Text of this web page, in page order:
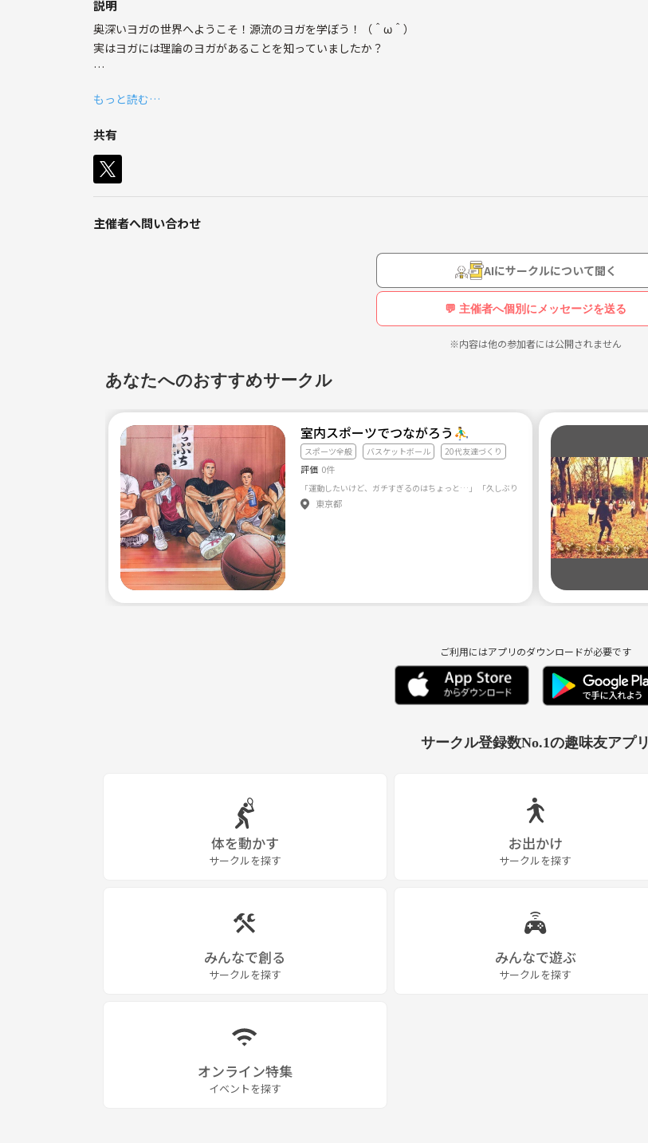
説明
奥深いヨガの世界へようこそ！源流のヨガを学ぼう！（＾ω＾）
実はヨガには理論のヨガがあることを知っていましたか？
心の穏やかさ、透明さ、明るさを得られます。
澄み切った心に出会うことができます。
智慧を磨くことができます。
奥深きヨガの世界へようこそ！
*世の中の価値観に違和感を感じてる！
◆特徴
* 初心者歓迎
* 学校終わりから参加できる
* 友達が増える
◆注目ポイント
ポーズや呼吸法ももちろんありますが、
一度やり方を覚えてしまえばいつでもどこでもできるので、
活動は主に法則を学ぶことから始まります。
宇宙の法則はシンプルですが、理解するにはあまりにも深いため、
もっと読む…
共有
主催者へ問い合わせ
AIにサークルについて聞く
💬 主催者へ個別にメッセージを送る
※内容は他の参加者には公開されません
あなたへのおすすめサークル
室内スポーツでつながろう⛹️‍♂️
スポーツ全般 バスケットボール 20代友達づくり
評価 0件
東京都
ご利用にはアプリのダウンロードが必要です
サークル登録数No.1の趣味友アプリ
体を動かす
サークルを探す
お出かけ
サークルを探す
みんなで創る
サークルを探す
みんなで遊ぶ
サークルを探す
オンライン特集
イベントを探す